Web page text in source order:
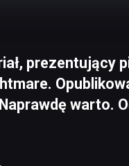
prezentujący
warto.